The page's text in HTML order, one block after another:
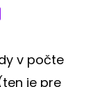
v počte
je pre